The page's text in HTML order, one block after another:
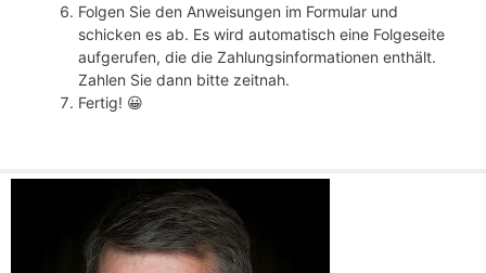
Folgen Sie den Anweisungen im Formular und
schicken es ab. Es wird automatisch eine Folgeseite
aufgerufen, die die Zahlungsinformationen enthält.
Zahlen Sie dann bitte zeitnah.
Fertig! 😀